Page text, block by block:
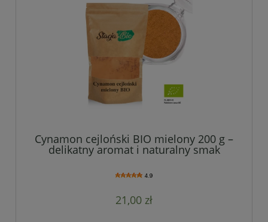
Cynamon cejloński BIO mielony 200 g –
delikatny aromat i naturalny smak
prawdziwego cynamonu
4.9
21,00 zł